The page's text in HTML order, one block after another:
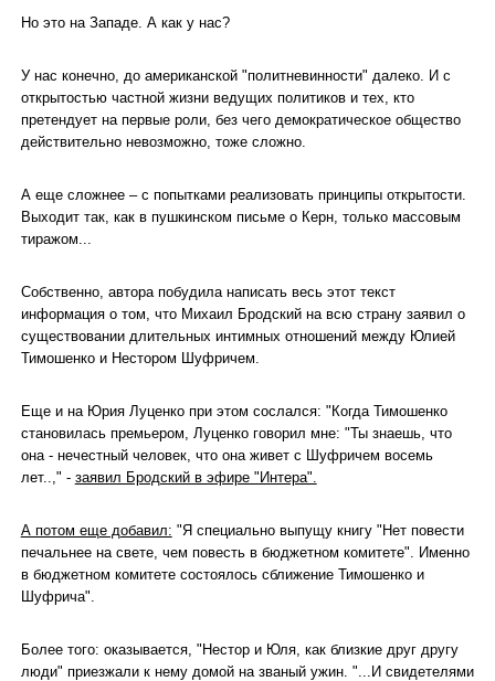
Но это на Западе. А как у нас?
У нас конечно, до американской "политневинности" далеко. И с
открытостью частной жизни ведущих политиков и тех, кто
претендует на первые роли, без чего демократическое общество
действительно невозможно, тоже сложно.
А еще сложнее – с попытками реализовать принципы открытости.
Выходит так, как в пушкинском письме о Керн, только массовым
тиражом...
Собственно, автора побудила написать весь этот текст
информация о том, что Михаил Бродский на всю страну заявил о
существовании длительных интимных отношений между Юлией
Тимошенко и Нестором Шуфричем.
Еще и на Юрия Луценко при этом сослался: "Когда Тимошенко
становилась премьером, Луценко говорил мне: "Ты знаешь, что
она - нечестный человек, что она живет с Шуфричем восемь
лет..," - заявил Бродский в эфире "Интера".
А потом еще добавил: "Я специально выпущу книгу "Нет повести
печальнее на свете, чем повесть в бюджетном комитете". Именно
в бюджетном комитете состоялось сближение Тимошенко и
Шуфрича".
Более того: оказывается, "Нестор и Юля, как близкие друг другу
люди" приезжали к нему домой на званый ужин. "...И свидетелями